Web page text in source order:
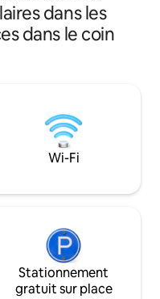
la
Le
détendre, profiter
vous remettre
dans les
dans le coin
Wi-Fi
Stationnement
gratuit sur place